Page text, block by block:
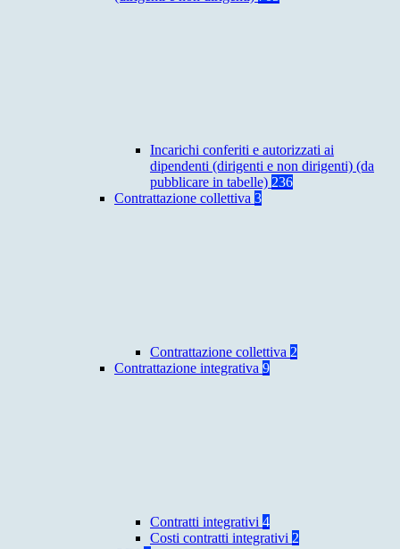
Incarichi conferiti e autorizzati ai
dipendenti (dirigenti e non dirigenti) (da
pubblicare in tabelle) 236
Contrattazione collettiva 3
Contrattazione collettiva 2
Contrattazione integrativa 9
Contratti integrativi 4
Costi contratti integrativi 2